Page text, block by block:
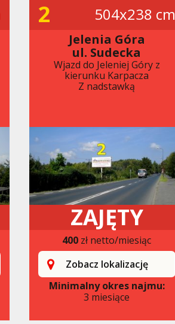
2 504x238 cm
Jelenia Góra
ul. Sudecka
Wjazd do Jeleniej Góry z
kierunku Karpacza
Z nadstawką
ZAJĘTY
400 zł netto/miesiąc
Zobacz lokalizację
Minimalny okres najmu:
3 miesiące